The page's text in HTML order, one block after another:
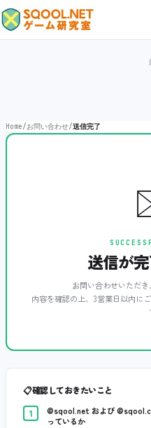
Home/お問い合わせ/送信完了
送信が
お問い合わせいただき
内容を確認の上、3営業日以内に
📋確認しておきたいこと
1
@sqool.net および
っているか